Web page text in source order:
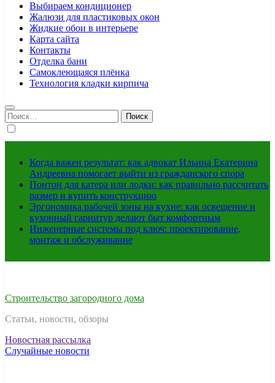
Выбираем кондиционер
Жалюзи для пластиковых окон
Жидкие обои в интерьере
Карта сайта
Контакты
Отделка бани
Самоклеющаяся плёнка
Технология кладки кирпича
Найти:
Когда важен результат: как адвокат Ильина Екатерина
Андреевна помогает выйти из гражданского спора
Понтон для катера или лодки: как правильно рассчитать
размер и купить конструкцию
Эргономика рабочей зоны на кухне: как освещение и
кухонный гарнитур делают быт комфортным
Инженерные системы под ключ: проектирование,
монтаж и обслуживание
Строительство загородного дома
Статьи, новости, обзоры
Новостная рассылка
Случайные новости